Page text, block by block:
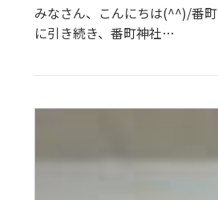
みなさん、こんにちは(^^)/番
に引き続き、番町神社…